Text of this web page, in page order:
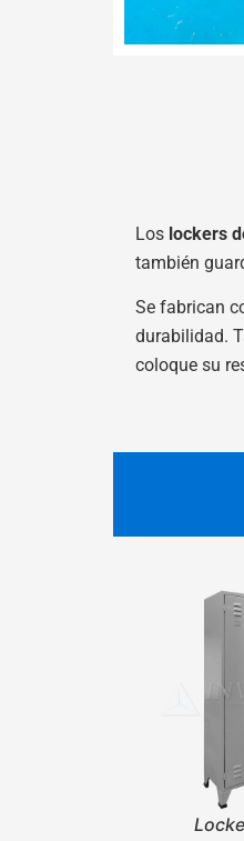
Los lockers
también
Se fabrican
durabilidad.
coloque su